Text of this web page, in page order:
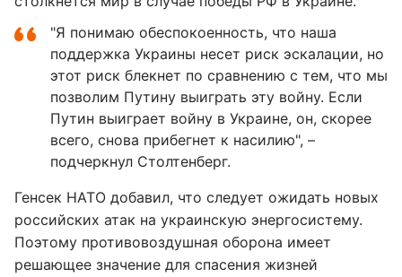
"Я понимаю обеспокоенность, что наша
поддержка Украины несет риск эскалации, но
этот риск блекнет по сравнению с тем, что мы
позволим Путину выиграть эту войну. Если
Путин выиграет войну в Украине, он, скорее
всего, снова прибегнет к насилию", –
подчеркнул Столтенберг.
Генсек НАТО добавил, что следует ожидать новых
российских атак на украинскую энергосистему.
Поэтому противовоздушная оборона имеет
решающее значение для спасения жизней